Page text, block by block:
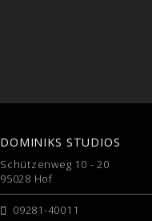
DOMINIKS STUDIOS
Schützenweg 10 - 20
95028 Hof
09281-40011